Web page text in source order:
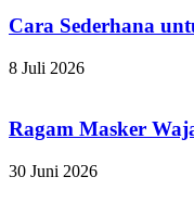
Cara Sederhana
8 Juli 2026
Ragam Masker
30 Juni 2026